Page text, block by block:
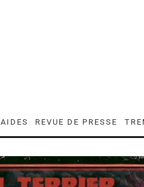
AIDES REVUE DE PRESSE